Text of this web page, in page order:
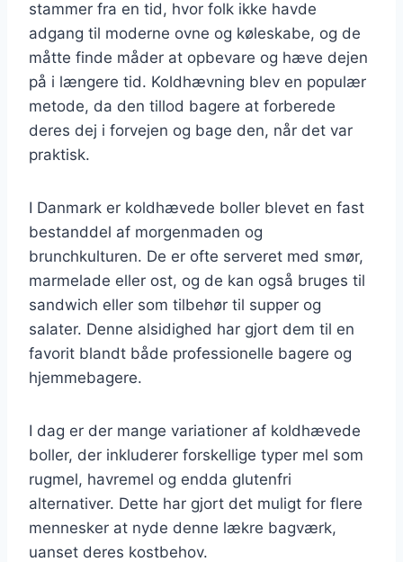
stammer fra en tid, hvor folk ikke havde
adgang til moderne ovne og køleskabe, og de
måtte finde måder at opbevare og hæve dejen
på i længere tid. Koldhævning blev en populær
metode, da den tillod bagere at forberede
deres dej i forvejen og bage den, når det var
praktisk.
I Danmark er koldhævede boller blevet en fast
bestanddel af morgenmaden og
brunchkulturen. De er ofte serveret med smør,
marmelade eller ost, og de kan også bruges til
sandwich eller som tilbehør til supper og
salater. Denne alsidighed har gjort dem til en
favorit blandt både professionelle bagere og
hjemmebagere.
I dag er der mange variationer af koldhævede
boller, der inkluderer forskellige typer mel som
rugmel, havremel og endda glutenfri
alternativer. Dette har gjort det muligt for flere
mennesker at nyde denne lækre bagværk,
uanset deres kostbehov.